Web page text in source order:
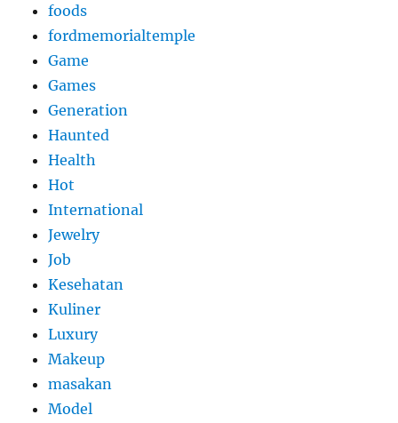
foods
fordmemorialtemple
Game
Games
Generation
Haunted
Health
Hot
International
Jewelry
Job
Kesehatan
Kuliner
Luxury
Makeup
masakan
Model